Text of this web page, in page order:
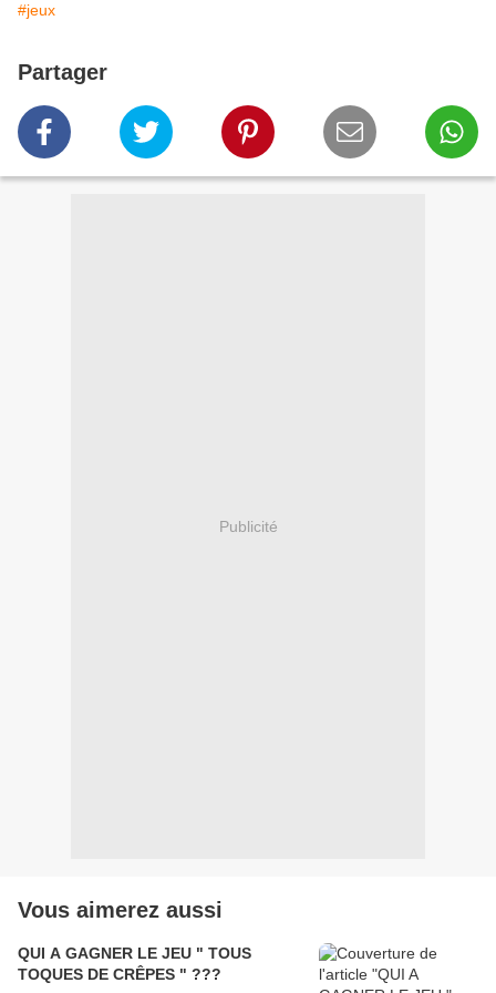
#jeux
Partager
Publicité
Vous aimerez aussi
QUI A GAGNER LE JEU " TOUS
TOQUES DE CRÊPES " ???